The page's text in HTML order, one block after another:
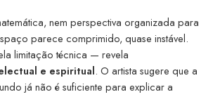
nem perspectiva organizada para
parece comprimido, quase instável.
limitação técnica — revela
e espiritual. O artista sugere que a
já não é suficiente para explicar a